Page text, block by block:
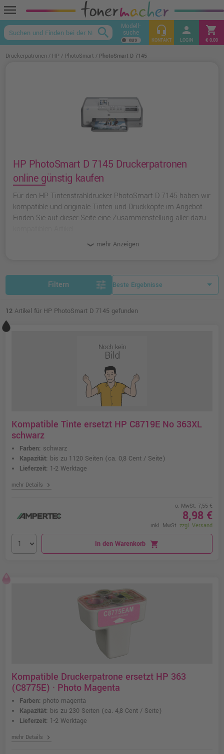
menu
keyboard_arrow_up
search Modell-
suche headset_mic
KONTAKT
person
LOGIN
shopping_cart
€ 0,00
Druckerpatronen HP PhotoSmart PhotoSmart D 7145
HP PhotoSmart D 7145 Druckerpatronen
online günstig kaufen
Für den HP Tintenstrahldrucker PhotoSmart D 7145 haben wir
kompatible und originale Tinten und Druckköpfe im Angebot.
Finden Sie auf dieser Seite eine Zusammenstellung aller dazu
mehr Anzeigen
Filtern tune
12 Artikel für HP PhotoSmart D 7145 gefunden
Kompatible Tinte ersetzt HP C8719E No 363XL
schwarz
Farben: schwarz
Kapazität: bis zu 1120 Seiten (ca. 0,8 Cent / Seite)
Lieferzeit: 1-2 Werktage
mehr Details chevron_right
o. MwSt. 7,55 €
8,98 €
inkl. MwSt. zzgl. Versand
In den Warenkorb shopping_cart
Kompatible Druckerpatrone ersetzt HP 363
(C8775E) · Photo Magenta
Farben: photo magenta
Kapazität: bis zu 230 Seiten (ca. 4,8 Cent / Seite)
Lieferzeit: 1-2 Werktage
mehr Details chevron_right